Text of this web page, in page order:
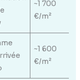
~1 700
€/m²
~1 600
€/m²